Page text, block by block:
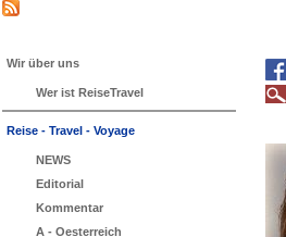
Wir über uns
Wer ist ReiseTravel
Reise - Travel - Voyage
NEWS
Editorial
Kommentar
A - Oesterreich